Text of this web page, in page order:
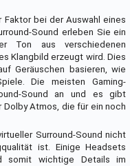
bei der Auswahl eines
Sound erleben Sie ein
Ton aus verschiedenen
Klangbild erzeugt wird. Dies
Geräuschen basieren, wie
Die meisten Gaming-
Sound an und es gibt
Atmos, die für ein noch
Surround-Sound nicht
ist. Einige Headsets
somit wichtige Details im